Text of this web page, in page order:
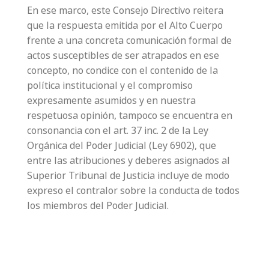
En ese marco, este Consejo Directivo reitera
que la respuesta emitida por el Alto Cuerpo
frente a una concreta comunicación formal de
actos susceptibles de ser atrapados en ese
concepto, no condice con el contenido de la
política institucional y el compromiso
expresamente asumidos y en nuestra
respetuosa opinión, tampoco se encuentra en
consonancia con el art. 37 inc. 2 de la Ley
Orgánica del Poder Judicial (Ley 6902), que
entre las atribuciones y deberes asignados al
Superior Tribunal de Justicia incluye de modo
expreso el contralor sobre la conducta de todos
los miembros del Poder Judicial.